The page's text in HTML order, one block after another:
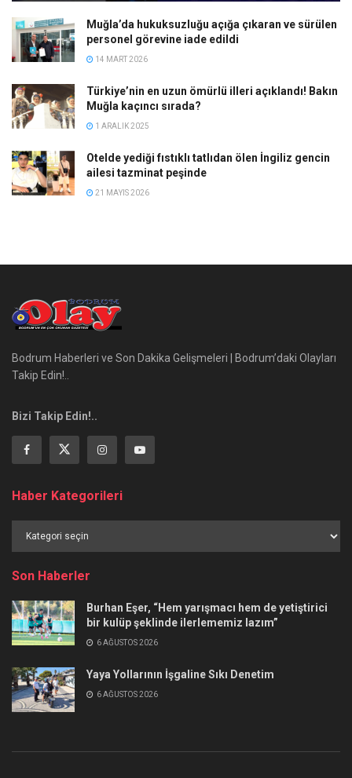
Muğla’da hukuksuzluğu açığa çıkaran ve sürülen
personel görevine iade edildi
14 MART 2026
Türkiye’nin en uzun ömürlü illeri açıklandı! Bakın
Muğla kaçıncı sırada?
1 ARALIK 2025
Otelde yediği fıstıklı tatlıdan ölen İngiliz gencin
ailesi tazminat peşinde
21 MAYIS 2026
Bodrum Haberleri ve Son Dakika Gelişmeleri | Bodrum’daki Olayları
Takip Edin!..
Bizi Takip Edin!..
Haber Kategorileri
Kategorileri
Son Haberler
Burhan Eşer, “Hem yarışmacı hem de yetiştirici
bir kulüp şeklinde ilerlememiz lazım”
6 AĞUSTOS 2026
Yaya Yollarının İşgaline Sıkı Denetim
6 AĞUSTOS 2026